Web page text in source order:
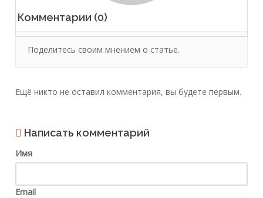
Комментарии (0)
Поделитесь своим мнением о статье.
Ещё никто не оставил комментария, вы будете первым.
Написать комментарий
Имя
Email